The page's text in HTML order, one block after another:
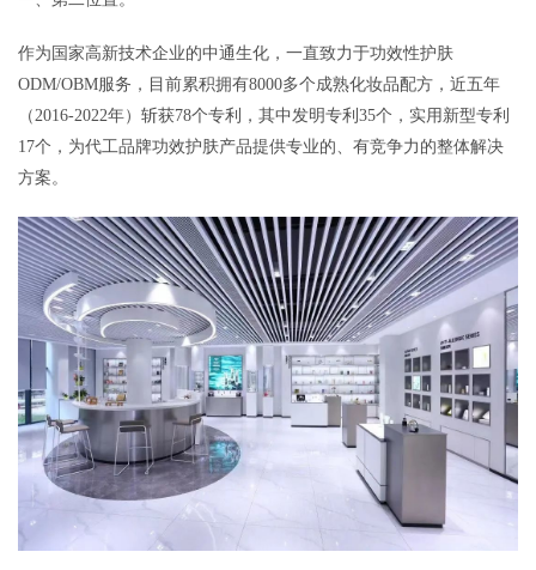
作为国家高新技术企业的中通生化，一直致力于功效性护肤
ODM/OBM服务，目前累积拥有8000多个成熟化妆品配方，近五年
（2016-2022年）斩获78个专利，其中发明专利35个，实用新型专利
17个，为代工品牌功效护肤产品提供专业的、有竞争力的整体解决
方案。